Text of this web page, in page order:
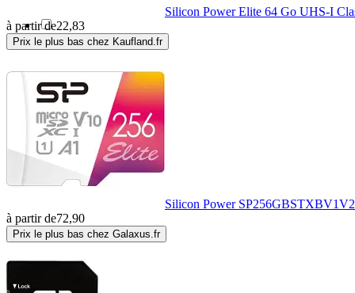
INF(1)
Integral Memory(1)
Intenso (40)
ISTORAGE
JJC(2)
Silicon Power Elite 64 Go UHS-I
à partir de22,83
Prix le plus bas chez Kaufland.fr
Silicon Power
à partir de72,90
Prix le plus bas chez Galaxus.fr